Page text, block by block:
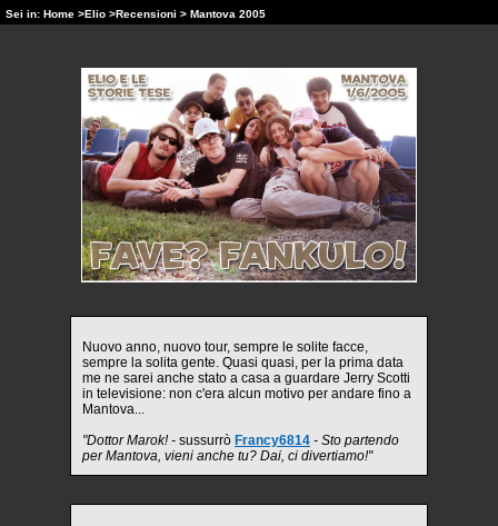
Sei in: Home >Elio >Recensioni > Mantova 2005
Nuovo anno, nuovo tour, sempre le solite facce,
sempre la solita gente. Quasi quasi, per la prima data
me ne sarei anche stato a casa a guardare Jerry Scotti
in televisione: non c'era alcun motivo per andare fino a
Mantova...
"Dottor Marok! - sussurrò Francy6814 - Sto partendo
per Mantova, vieni anche tu? Dai, ci divertiamo!"